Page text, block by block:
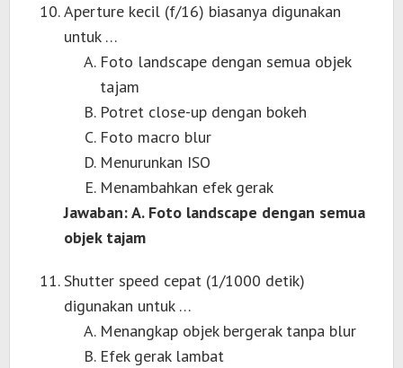
Aperture kecil (f/16) biasanya digunakan
untuk …
Foto landscape dengan semua objek
tajam
Potret close-up dengan bokeh
Foto macro blur
Menurunkan ISO
Menambahkan efek gerak
Jawaban: A. Foto landscape dengan semua
objek tajam
Shutter speed cepat (1/1000 detik)
digunakan untuk …
Menangkap objek bergerak tanpa blur
Efek gerak lambat